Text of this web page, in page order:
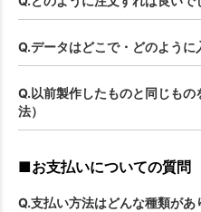
Q.データはどこで・どのように
Q.以前製作したものと同じも
法）
■お支払いについての質問
Q.支払い方法はどんな種類があ